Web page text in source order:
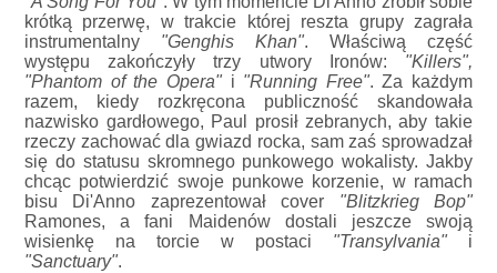
krótką przerwę, w trakcie której reszta grupy zagrała
instrumentalny "Genghis Khan". Właściwą część
występu zakończyły trzy utwory Ironów: "Killers",
"Phantom of the Opera"i "Running Free". Za każdym
razem, kiedy rozkręcona publiczność skandowała
nazwisko gardłowego, Paul prosił zebranych, aby takie
rzeczy zachować dla gwiazd rocka, sam zaś sprowadzał
się do statusu skromnego punkowego wokalisty. Jakby
chcąc potwierdzić swoje punkowe korzenie, w ramach
bisu Di'Anno zaprezentował cover "Blitzkrieg Bop"
Ramones, a fani Maidenów dostali jeszcze swoją
wisienkę na torcie w postaci "Transylvania"i
"Sanctuary".